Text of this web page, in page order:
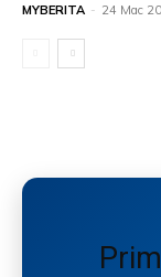
MYBERITA - 24 Mac